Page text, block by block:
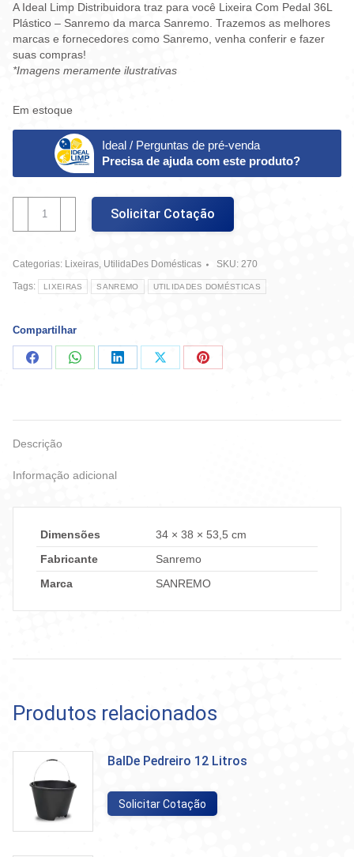
A Ideal Limp Distribuidora traz para você Lixeira Com Pedal 36L
Plástico – Sanremo da marca Sanremo. Trazemos as melhores
marcas e fornecedores como Sanremo, venha conferir e fazer
suas compras!
*Imagens meramente ilustrativas
Em estoque
Ideal / Perguntas de pré-venda
Precisa de ajuda com este produto?
Pedal
Plástico
-
Solicitar Cotação
Categorias: Lixeiras, UtilidaDes Domésticas SKU: 270
Tags:
LIXEIRAS SANREMO UTILIDADES DOMÉSTICAS
Compartilhar
CompartilharCompartilharCompartilharCompartilharCompartilhar
Descrição
Informação adicional
Dimensões
34 × 38 × 53,5 cm
Fabricante
Sanremo
Marca
SANREMO
Produtos relacionados
BalDe Pedreiro 12 Litros
Solicitar Cotação